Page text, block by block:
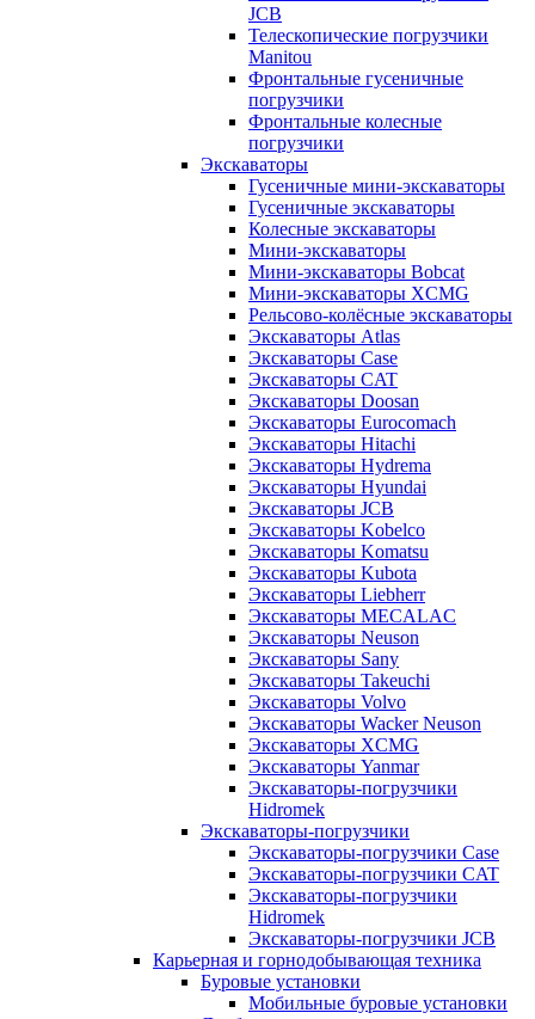
JCB
Телескопические погрузчики
Manitou
Фронтальные гусеничные
погрузчики
Фронтальные колесные
погрузчики
Экскаваторы
Гусеничные мини-экскаваторы
Гусеничные экскаваторы
Колесные экскаваторы
Мини-экскаваторы
Мини-экскаваторы Bobcat
Мини-экскаваторы XCMG
Рельсово-колёсные экскаваторы
Экскаваторы Atlas
Экскаваторы Case
Экскаваторы CAT
Экскаваторы Doosan
Экскаваторы Eurocomach
Экскаваторы Hitachi
Экскаваторы Hydrema
Экскаваторы Hyundai
Экскаваторы JCB
Экскаваторы Kobelco
Экскаваторы Komatsu
Экскаваторы Kubota
Экскаваторы Liebherr
Экскаваторы MECALAC
Экскаваторы Neuson
Экскаваторы Sany
Экскаваторы Takeuchi
Экскаваторы Volvo
Экскаваторы Wacker Neuson
Экскаваторы XCMG
Экскаваторы Yanmar
Экскаваторы-погрузчики
Hidromek
Экскаваторы-погрузчики
Экскаваторы-погрузчики Case
Экскаваторы-погрузчики CAT
Экскаваторы-погрузчики
Hidromek
Экскаваторы-погрузчики JCB
Карьерная и горнодобывающая техника
Буровые установки
Мобильные буровые установки